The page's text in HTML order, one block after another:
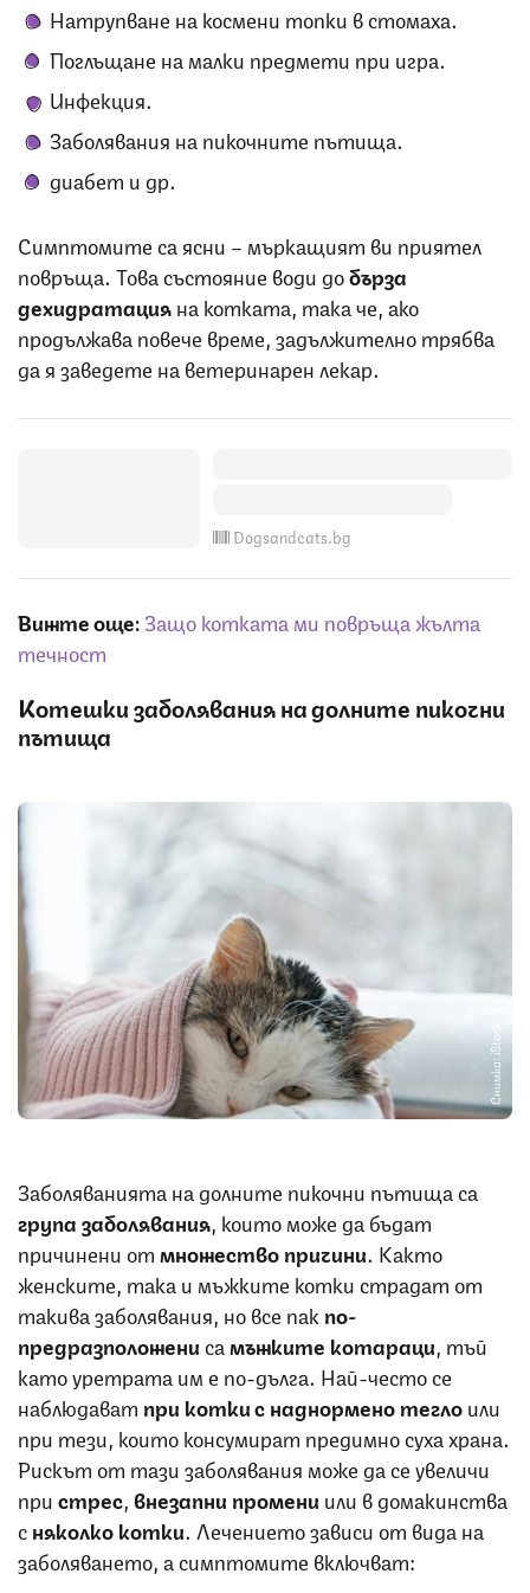
Натрупване на космени топки в стомаха.
Поглъщане на малки предмети при игра.
Инфекция.
Заболявания на пикочните пътища.
диабет и др.
Симптомите са ясни – мъркащият ви приятел
повръща. Това състояние води добърза
дехидратацияна котката, така че, ако
продължава повече време, задължително трябва
да я заведете на ветеринарен лекар.
Dogsandcats.bg
Вижте още:Защо котката ми повръща жълта
течност
Котешки заболявания на долните пикочни
пътища
Снимка: iStock
Заболяванията на долните пикочни пътища са
група заболявания , които може да бъдат
причинени отмножество причини. Както
женските, така и мъжките котки страдат от
такива заболявания, но все пак по-
предразположенисамъжките котараци , тъй
като уретрата им е по-дълга. Най-често се
наблюдават при котки с наднормено теглоили
при тези, които консумират предимно суха храна.
Рискът от тази заболявания може да се увеличи
пристрес внезапни промени или в домакинства
сняколко котки. Лечението зависи от вида на
заболяването, а симптомите включват: